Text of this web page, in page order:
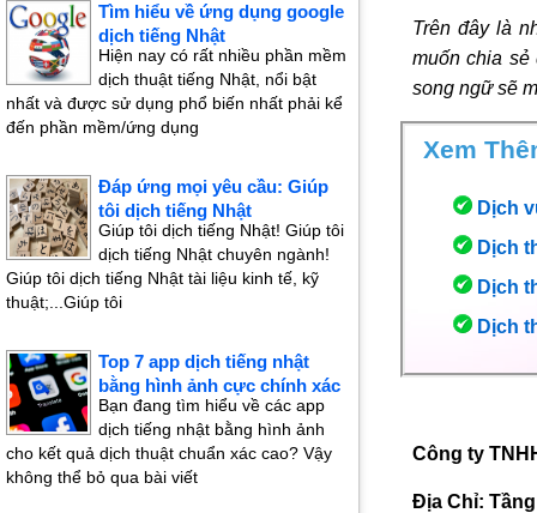
Trên đây là
muốn chia sẻ
song ngữ sẽ
Xem
Dịch
Dịch
Dịch
Dịch
Công ty
Địa Chỉ:
Tìm hiểu về ứng dụng google
dịch tiếng Nhật
Hiện nay có rất nhiều phần mềm
dịch thuật tiếng Nhật, nổi bật
nhất và được sử dụng phổ biến nhất phải kể
đến phần mềm/ứng dụng
Đáp ứng mọi yêu cầu: Giúp
tôi dịch tiếng Nhật
Giúp tôi dịch tiếng Nhật! Giúp tôi
dịch tiếng Nhật chuyên ngành!
Giúp tôi dịch tiếng Nhật tài liệu kinh tế, kỹ
thuật;...Giúp tôi
Top 7 app dịch tiếng nhật
bằng hình ảnh cực chính xác
Bạn đang tìm hiểu về các app
dịch tiếng nhật bằng hình ảnh
cho kết quả dịch thuật chuẩn xác cao? Vậy
không thể bỏ qua bài viết